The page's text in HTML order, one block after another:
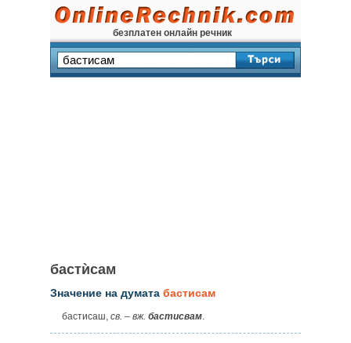
безплатен онлайн речник
бастѝсам
Значение на думата бастисам
бастисаш, св. – вж. бастисвам.